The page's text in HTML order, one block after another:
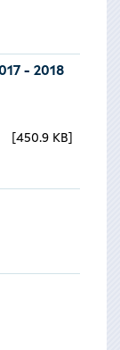
- 2018
450.9 KB